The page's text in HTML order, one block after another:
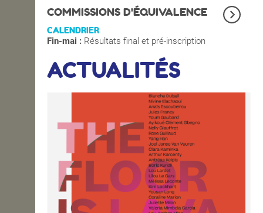
COMMISSIONS D'ÉQUIVALENCE
CALENDRIER
Fin-mai : Résultats final et pré-inscription
ACTUALITÉS